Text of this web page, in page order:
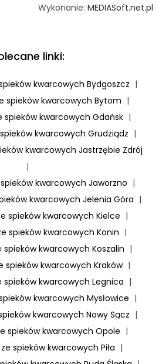
Wykonanie: MEDIASoft.net.pl
linki:
kwarcowych Bydgoszcz |
spieków kwarcowych Bytom |
spieków kwarcowych Gdańsk |
kwarcowych Grudziądz |
kwarcowych Jastrzębie Zdrój
|
kwarcowych Jaworzno |
kwarcowych Jelenia Góra |
spieków kwarcowych Kielce |
spieków kwarcowych Konin |
kwarcowych Koszalin |
spieków kwarcowych Kraków |
kwarcowych Legnica |
kwarcowych Mysłowice |
kwarcowych Nowy Sącz |
spieków kwarcowych Opole |
spieków kwarcowych Piła |